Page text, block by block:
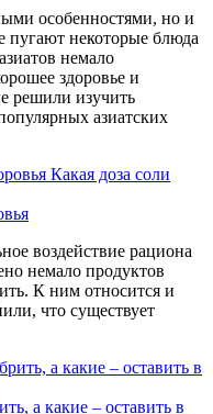
особенностями, но и
некоторые блюда
немало
здоровье и
решили изучить
азиатских
Какая доза соли
воздействие рациона
немало продуктов
К ним относится и
что существует
а какие – оставить в